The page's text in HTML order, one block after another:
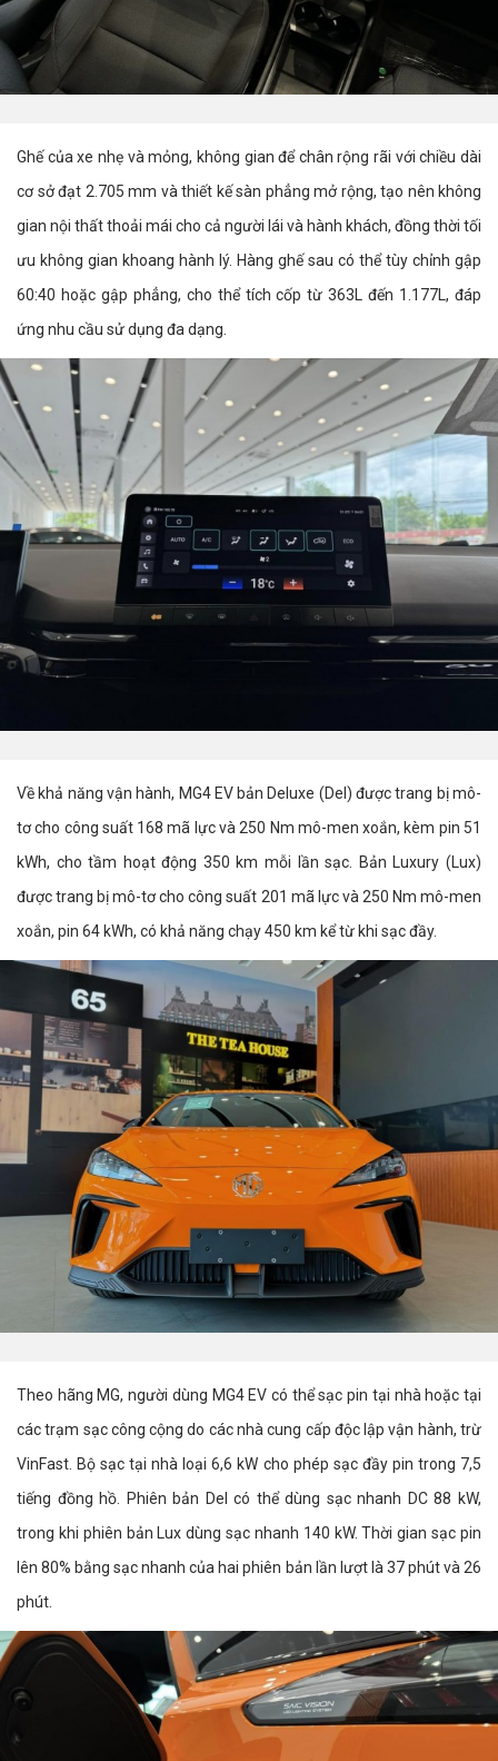
Ghế của xe nhẹ và mỏng, không gian để chân rộng rãi với chiều dài
cơ sở đạt 2.705 mm và thiết kế sàn phẳng mở rộng, tạo nên không
gian nội thất thoải mái cho cả người lái và hành khách, đồng thời tối
ưu không gian khoang hành lý. Hàng ghế sau có thể tùy chỉnh gập
60:40 hoặc gập phẳng, cho thể tích cốp từ 363L đến 1.177L, đáp
ứng nhu cầu sử dụng đa dạng.
Về khả năng vận hành, MG4 EV bản Deluxe (Del) được trang bị mô-
tơ cho công suất 168 mã lực và 250 Nm mô-men xoắn, kèm pin 51
kWh, cho tầm hoạt động 350 km mỗi lần sạc. Bản Luxury (Lux)
được trang bị mô-tơ cho công suất 201 mã lực và 250 Nm mô-men
xoắn, pin 64 kWh, có khả năng chạy 450 km kể từ khi sạc đầy.
Theo hãng MG, người dùng MG4 EV có thể sạc pin tại nhà hoặc tại
các trạm sạc công cộng do các nhà cung cấp độc lập vận hành, trừ
VinFast. Bộ sạc tại nhà loại 6,6 kW cho phép sạc đầy pin trong 7,5
tiếng đồng hồ. Phiên bản Del có thể dùng sạc nhanh DC 88 kW,
trong khi phiên bản Lux dùng sạc nhanh 140 kW. Thời gian sạc pin
lên 80% bằng sạc nhanh của hai phiên bản lần lượt là 37 phút và 26
phút.